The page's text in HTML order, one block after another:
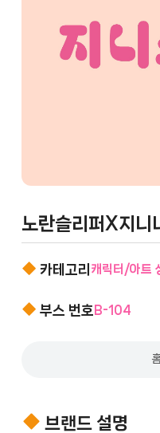
노란슬리퍼X지니
카테고리 캐릭터/아트
부스 번호 B-104
브랜드 설명